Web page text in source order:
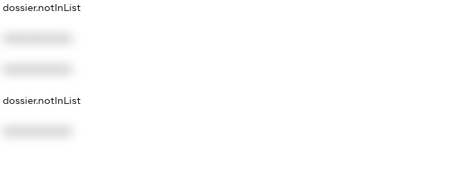
dossier.notInList
dossier.notInList